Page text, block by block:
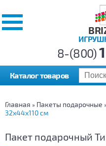
8-(800)
Каталог товаров
Главная » Пакеты подарочные »
32х44х110 cм
Пакет подарочный